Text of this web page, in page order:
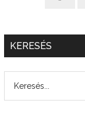
KERESÉS